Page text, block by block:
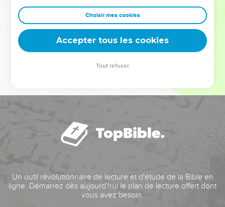
clés pour avancer avec plus de sagesse afin que leurs erreurs
deviennent vos tremplins. Que vous guidiez un ministère, une
équipe, un groupe ou une famille, leur expérience est faite
Un outil révolutionnaire de lecture et d'étude de la Bible en
ligne. Démarrez dès aujourd'hui le plan de lecture offert dont
vous avez besoin.
Choisir mes cookies
Accepter tous les cookies
Tout refuser